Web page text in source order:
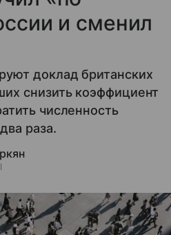
и сменил
доклад британских
снизить коэффициент
численность
раза.